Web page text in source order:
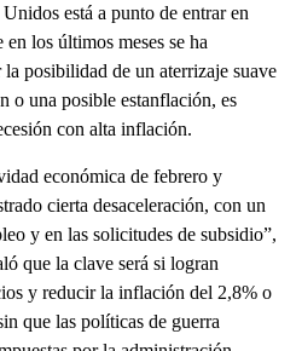
está a punto de entrar en
los últimos meses se ha
posibilidad de un aterrizaje suave
o una posible estanflación, es
con alta inflación.
económica de febrero y
cierta desaceleración, con un
y en las solicitudes de subsidio”,
que la clave será si logran
y reducir la inflación del 2,8% o
que las políticas de guerra